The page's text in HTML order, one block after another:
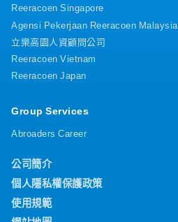
Reeracoen Singapore
Agensi Pekerjaan Reeracoen Malaysia
立樂高園人資顧問公司
Reeracoen Vietnam
Reeracoen Japan
Group Services
Abroaders Career
公司簡介
個人隱私權保護政策
使用規範